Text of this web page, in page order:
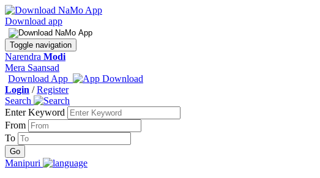
Download app
Toggle navigation
Narendra Modi
Mera Saansad
Download App
Login /Register
Search
Enter Keyword
From
To
Manipuri